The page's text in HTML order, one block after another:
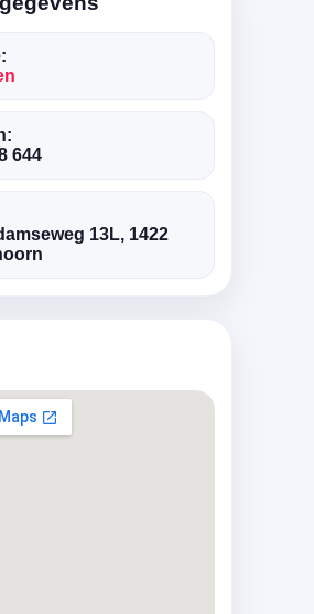
644
13L, 1422